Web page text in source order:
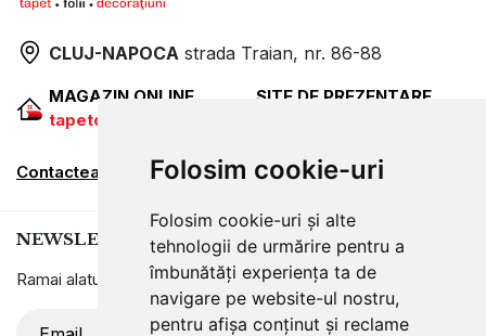
Folosim cookie-uri
Folosim cookie-uri și alte
tehnologii de urmărire pentru a
îmbunătăți experiența ta de
navigare pe website-ul nostru,
pentru afișa conținut și reclame
CLUJ-NAPOCA strada Traian, nr. 86-88
MAGAZIN ONLINE
tapetcugarantie.ro
SITE DE PREZENTARE
Contactează-ne
NEWSLETTER
Ramai alaturi de noi pentru promotii si oferte